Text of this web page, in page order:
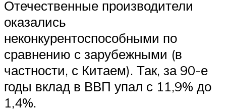
Отечественные производители
оказались
неконкурентоспособными по
сравнению с зарубежными (в
частности, с Китаем). Так, за 90-е
годы вклад в ВВП упал с 11,9% до
1,4%.